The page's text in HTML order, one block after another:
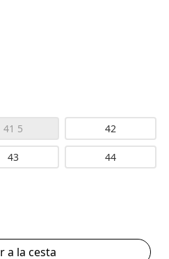
41 5 42
43 44